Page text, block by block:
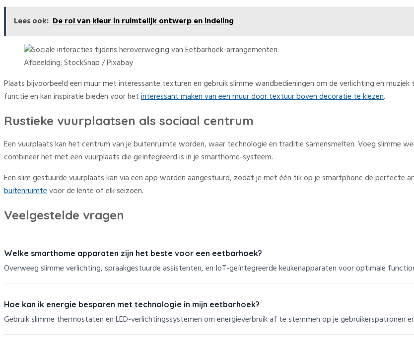
Lees ook: De rol van kleur in ruimtelijk ontwerp en indeling
Afbeelding: StockSnap / Pixabay
Plaats bijvoorbeeld een muur met interessante texturen en gebruik slimme wandbedieningen om de verlichting en
functie en kan inspiratie bieden voor hetinteressant maken van een muur door textuur boven decoratie te kiezen.
Rustieke vuurplaatsen als sociaal centrum
Een vuurplaats kan het centrum van je buitenruimte worden, waar technologie en traditie samensmelten. Voeg slimme
combineer het met een vuurplaats die geïntegreerd is in je smarthome-systeem.
Een slim gestuurde vuurplaats kan via een app worden aangestuurd, zodat je met één tik op je smartphone de perfecte
buitenruimtevoor de lente of elk seizoen.
Veelgestelde vragen
Welke smarthome apparaten zijn het beste voor een eetbarhoek?
Overweeg slimme verlichting, spraakgestuurde assistenten, en IoT-geïntegreerde keukenapparaten voor optimale
Hoe kan ik energie besparen met technologie in mijn eetbarhoek?
Gebruik slimme thermostaten en LED-verlichtingssystemen om energieverbruik af te stemmen op je gebruikerspatronen